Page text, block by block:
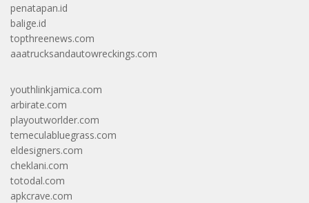
penatapan.id
balige.id
topthreenews.com
aaatrucksandautowreckings.com
youthlinkjamica.com
arbirate.com
playoutworlder.com
temeculabluegrass.com
eldesigners.com
cheklani.com
totodal.com
apkcrave.com